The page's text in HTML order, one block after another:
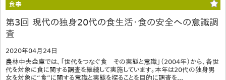
食事
第3回 現代の独身20代の食生活・食の安全への意識調
査
2020年04月24日
農林中央金庫では、「世代をつなぐ食 その実態と意識」（2004年）から、各世
代を対象に食に関する調査を継続して実施しています。本年は20代の独身男
女を対象に“食”に関する意識と実態を探ることを目的に調査を...